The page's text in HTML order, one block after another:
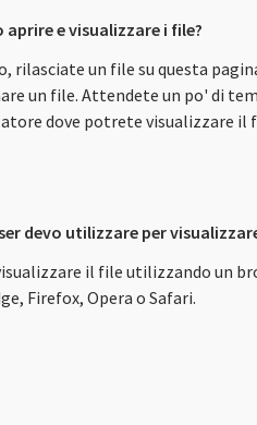
aprire e visualizzare i file?
rilasciate un file su questa
un file. Attendete un po' di
dove potrete visualizzare il
devo utilizzare per
il file utilizzando un
Firefox, Opera o Safari.